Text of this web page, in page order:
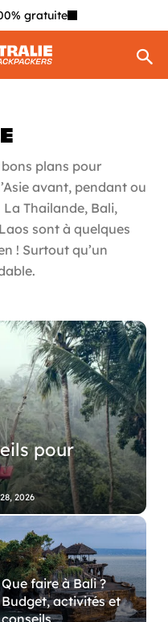
gratuite
plans pour
avant, pendant ou
Thailande, Bali,
sont à quelques
! Surtout qu’un
pour
2026
Que faire à Bali ?
Budget, activités et
conseils